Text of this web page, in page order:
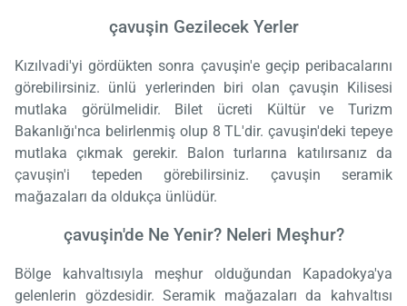
çavuşin Gezilecek Yerler
Kızılvadi'yi gördükten sonra çavuşin'e geçip peribacalarını
görebilirsiniz. ünlü yerlerinden biri olan çavuşin Kilisesi
mutlaka görülmelidir. Bilet ücreti Kültür ve Turizm
Bakanlığı'nca belirlenmiş olup 8 TL'dir. çavuşin'deki tepeye
mutlaka çıkmak gerekir. Balon turlarına katılırsanız da
çavuşin'i tepeden görebilirsiniz. çavuşin seramik
mağazaları da oldukça ünlüdür.
çavuşin'de Ne Yenir? Neleri Meşhur?
Bölge kahvaltısıyla meşhur olduğundan Kapadokya'ya
gelenlerin gözdesidir. Seramik mağazaları da kahvaltısı